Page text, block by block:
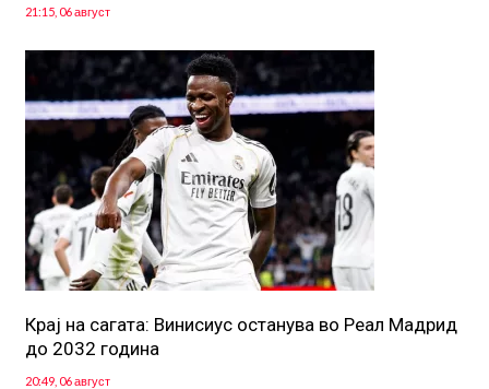
21:15, 06 август
Крај на сагата: Винисиус останува во Реал Мадрид
до 2032 година
20:49, 06 август